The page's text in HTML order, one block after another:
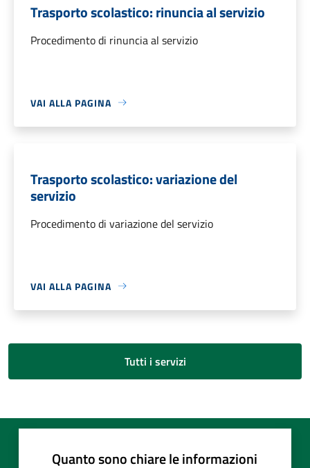
Trasporto scolastico: rinuncia al servizio
Procedimento di rinuncia al servizio
VAI ALLA PAGINA
Trasporto scolastico: variazione del
servizio
Procedimento di variazione del servizio
VAI ALLA PAGINA
Tutti i servizi
Quanto sono chiare le informazioni